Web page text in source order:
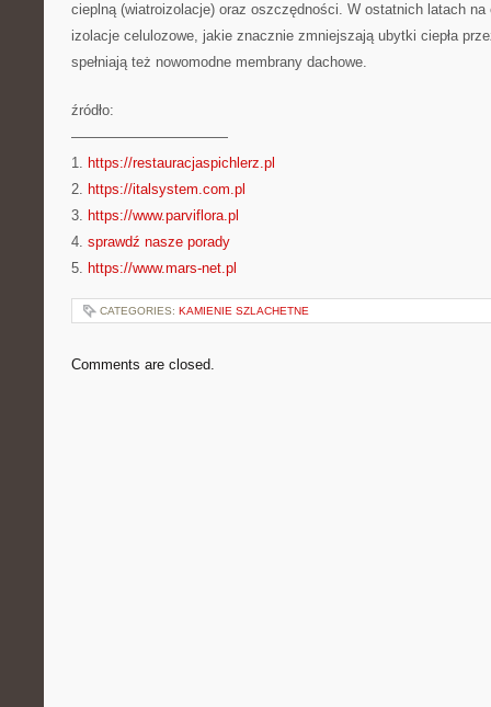
cieplną (wiatroizolacje) oraz oszczędności. W ostatnich latach na
izolacje celulozowe, jakie znacznie zmniejszają ubytki ciepła
spełniają też nowomodne membrany dachowe.
źródło:
———————————
1. https://restauracjaspichlerz.pl
2. https://italsystem.com.pl
3. https://www.parviflora.pl
4. sprawdź nasze porady
5. https://www.mars-net.pl
CATEGORIES: KAMIENIE SZLACHETNE
Comments are closed.